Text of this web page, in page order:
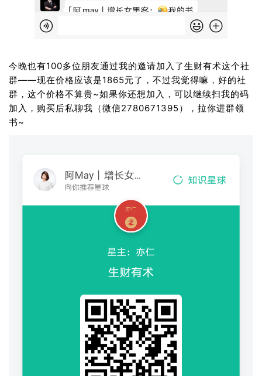
今晚也有100多位朋友通过我的邀请加入了生财有术这个社
群——现在价格应该是1865元了，不过我觉得嘛，好的社
群，这个价格不算贵~如果你还想加入，可以继续扫我的码
加入，购买后私聊我（微信2780671395），拉你进群领
书~